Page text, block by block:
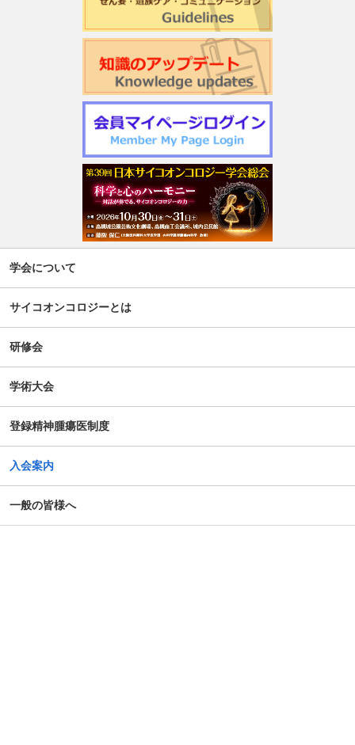
学会について
サイコオンコロジーとは
研修会
学術大会
登録精神腫瘍医制度
入会案内
一般の皆様へ